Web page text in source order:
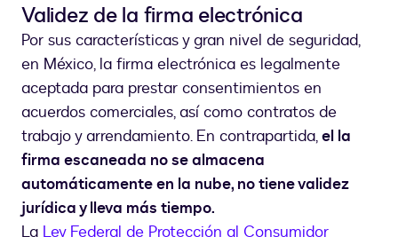
Validez de la firma electrónica
Por sus características y gran nivel de seguridad,
en México, la firma electrónica es legalmente
aceptada para prestar consentimientos en
acuerdos comerciales, así como contratos de
trabajo y arrendamiento. En contrapartida,el la
firma escaneada no se almacena
automáticamente en la nube, no tiene validez
jurídica y lleva más tiempo.
La Ley Federal de Protección al Consumidor